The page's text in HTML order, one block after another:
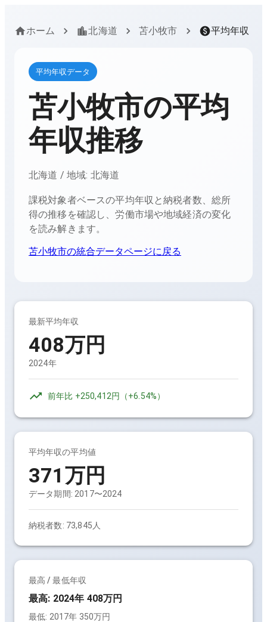
ホーム 北海道 苫小牧市 平均年収
平均年収データ
苫小牧市の平均
年収推移
北海道 / 地域: 北海道
課税対象者ベースの平均年収と納税者数、総所
得の推移を確認し、労働市場や地域経済の変化
を読み解きます。
苫小牧市の統合データページに戻る
最新平均年収
408万円
2024年
前年比 +250,412円 （+6.54%）
平均年収の平均値
371万円
データ期間: 2017〜2024
納税者数: 73,845人
最高 / 最低年収
最高: 2024年 408万円
最低: 2017年 350万円